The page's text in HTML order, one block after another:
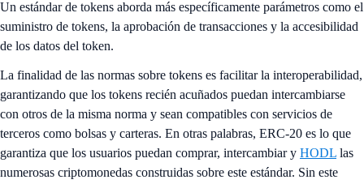
Un estándar de tokens aborda más específicamente parámetros como el
suministro de tokens, la aprobación de transacciones y la accesibilidad
de los datos del token.
La finalidad de las normas sobre tokens es facilitar la interoperabilidad,
garantizando que los tokens recién acuñados puedan intercambiarse
con otros de la misma norma y sean compatibles con servicios de
terceros como bolsas y carteras. En otras palabras, ERC-20 es lo que
garantiza que los usuarios puedan comprar, intercambiar y HODL las
numerosas criptomonedas construidas sobre este estándar. Sin este